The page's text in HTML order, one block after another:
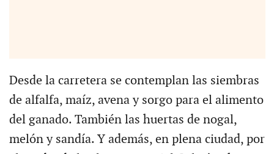
Desde la carretera se contemplan las siembras
de alfalfa, maíz, avena y sorgo para el alimento
del ganado. También las huertas de nogal,
melón y sandía. Y además, en plena ciudad, por